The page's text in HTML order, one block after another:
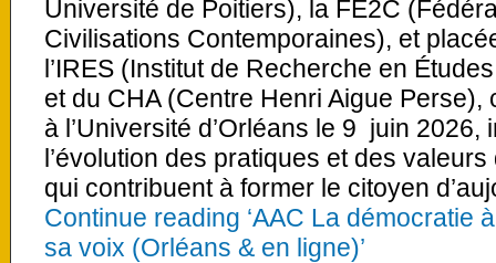
Université de Poitiers), la FE2C
Civilisations Contemporaines), et
l’IRES (Institut de Recherche en
et du CHA (Centre Henri Aigue
à l’Université d’Orléans le 9 juin
l’évolution des pratiques et des
qui contribuent à former le citoyen
Continue reading ‘AAC La démocratie
sa voix (Orléans & en ligne)’